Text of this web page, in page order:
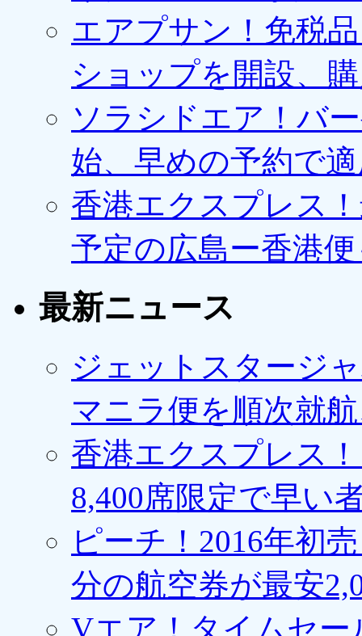
エアプサン！免税
ショップを開設、
ソラシドエア！バ
始、早めの予約で
香港エクスプレス
予定の広島ー香港
最新ニュース
ジェットスタージ
マニラ便を順次就
香港エクスプレス
8,400席限定で早い
ピーチ！2016年初
分の航空券が最安
Vエア！タイムセー